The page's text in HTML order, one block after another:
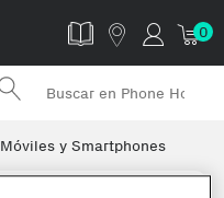
0
Móviles y Smartphones